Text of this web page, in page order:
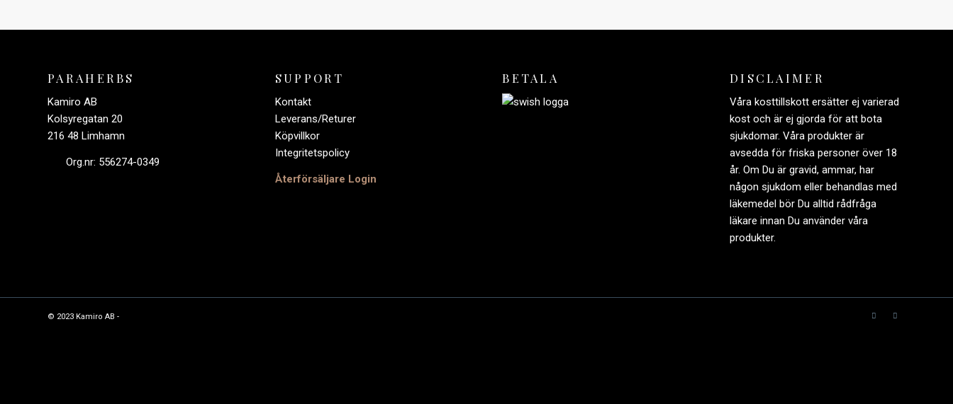
PARAHERBS
Kamiro AB
Kolsyregatan 20
216 48 Limhamn
Org.nr: 556274-0349
SUPPORT
Kontakt
Leverans/Returer
Köpvillkor
Integritetspolicy
Återförsäljare Login
BETALA DISCLAIMER
Våra kosttillskott ersätter ej varierad
kost och är ej gjorda för att bota
sjukdomar. Våra produkter är
avsedda för friska personer över 18
år. Om Du är gravid, ammar, har
någon sjukdom eller behandlas med
läkemedel bör Du alltid rådfråga
läkare innan Du använder våra
produkter.
© 2023 Kamiro AB -